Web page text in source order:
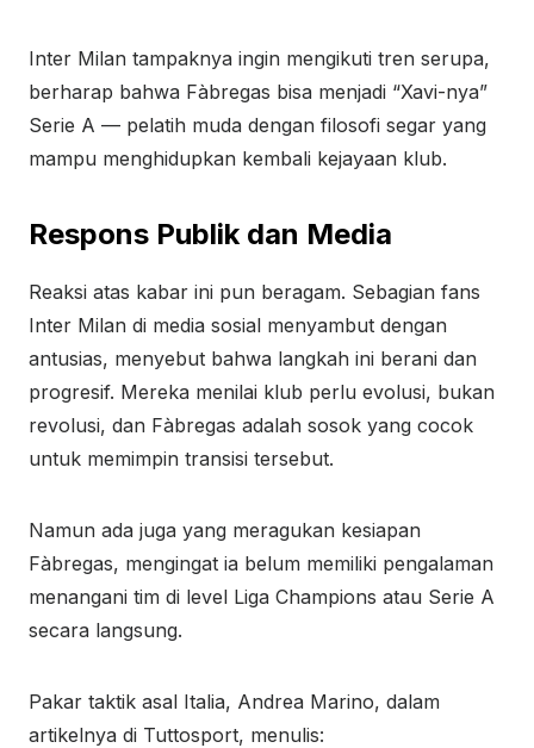
Inter Milan tampaknya ingin mengikuti tren serupa,
berharap bahwa Fàbregas bisa menjadi “Xavi-nya”
Serie A — pelatih muda dengan filosofi segar yang
mampu menghidupkan kembali kejayaan klub.
Respons Publik dan Media
Reaksi atas kabar ini pun beragam. Sebagian fans
Inter Milan di media sosial menyambut dengan
antusias, menyebut bahwa langkah ini berani dan
progresif. Mereka menilai klub perlu evolusi, bukan
revolusi, dan Fàbregas adalah sosok yang cocok
untuk memimpin transisi tersebut.
Namun ada juga yang meragukan kesiapan
Fàbregas, mengingat ia belum memiliki pengalaman
menangani tim di level Liga Champions atau Serie A
secara langsung.
Pakar taktik asal Italia, Andrea Marino, dalam
artikelnya di Tuttosport, menulis: